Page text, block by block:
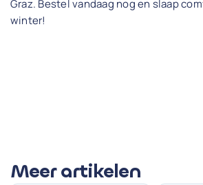
Graz. Bestel vandaag nog en slaap
winter!
Meer artikelen